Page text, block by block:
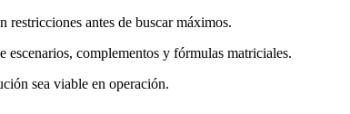
antes de buscar máximos.
complementos y fórmulas matriciales.
sea viable en operación.